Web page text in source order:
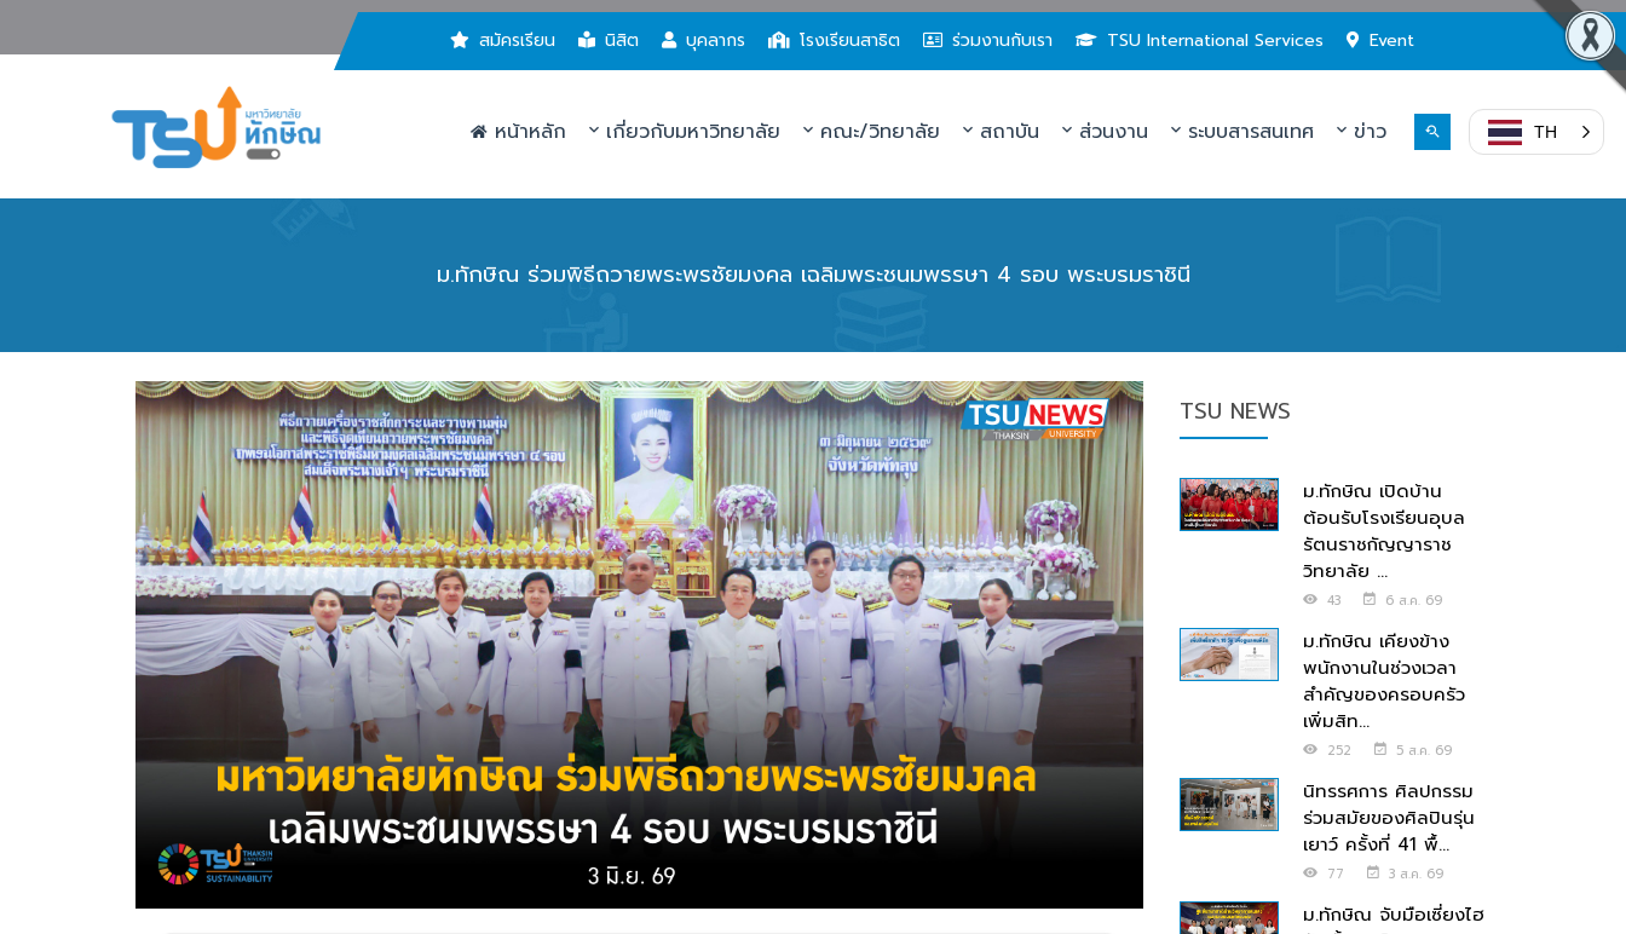
สมัครเรียน นิสิต บุคลากร โรงเรียนสาธิต ร่วมงานกับเรา TSU International Services Event
หน้าหลัก เกี่ยวกับมหาวิทยาลัย คณะ/วิทยาลัย สถาบัน ส่วนงาน ระบบสารสนเทศ ข่าว TH
ม.ทักษิณ ร่วมพิธีถวายพระพรชัยมงคล เฉลิมพระชนมพรรษา 4 รอบ พระบรมราชินี
TSU NEWS
ม.ทักษิณ เปิดบ้าน
ต้อนรับโรงเรียนอุบล
รัตนราชกัญญาราช
วิทยาลัย ...
43 6 ส.ค. 69
ม.ทักษิณ เคียงข้าง
พนักงานในช่วงเวลา
สำคัญของครอบครัว
เพิ่มสิท...
252 5 ส.ค. 69
นิทรรศการ ศิลปกรรม
ร่วมสมัยของศิลปินรุ่น
เยาว์ ครั้งที่ 41 พื้...
77 3 ส.ค. 69
ม.ทักษิณ จับมือเซี่ยงไฮ